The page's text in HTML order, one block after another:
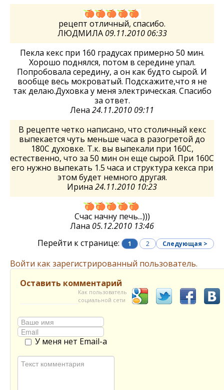
рецепт отличный, спасибо.
ЛЮДМИЛА 09.11.2010 06:33
Пекла кекс при 160 градусах примерно 50 мин.
Хорошо поднялся, потом в середине упал.
Попробовала середину, а он как будто сырой. И
вообще весь мокроватый. Подскажите,что я не
так делаю.Духовка у меня электрическая. Спасибо
за ответ.
Лена 24.11.2010 09:11
В рецепте четко написано, что столичный кекс
выпекается чуть меньше часа в разогретой до
180С духовке. Т.к. вы выпекали при 160С,
естественно, что за 50 мин он еще сырой. При 160С
его нужно выпекать 1.5 часа и структура кекса при
этом будет немного другая.
Ирина 24.11.2010 10:23
Счас начну печь...)))
Лана 05.12.2010 13:46
Перейти к странице:
1 2 Следующая >
Войти как зарегистрированный пользователь.
Оставить комментарий
Как пользователь
социальной сети
У меня нет Email-а